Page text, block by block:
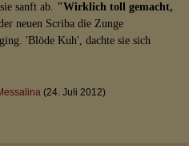
sanft ab. "Wirklich toll gemacht,
neuen Scriba die Zunge
'Blöde Kuh', dachte sie sich
(24. Juli 2012)